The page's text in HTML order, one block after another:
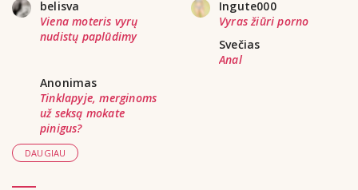
belisva
Viena moteris vyrų
nudistų paplūdimy
Ingute000
Vyras žiūri porno
Svečias
Anal
Anonimas
Tinklapyje, merginoms
už seksą mokate
pinigus?
DAUGIAU